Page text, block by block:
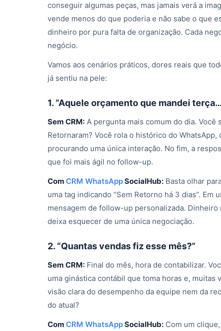
conseguir algumas peças, mas jamais verá a
vende menos do que poderia e não sabe o que
dinheiro por pura falta de organização. Cada
negócio.
Vamos aos cenários práticos, dores reais que
já sentiu na pele:
1. “Aquele orçamento que mandei
Sem CRM: A pergunta mais comum do dia. Você
Retornaram? Você rola o histórico do
procurando uma única interação. No fim, a
que foi mais ágil no follow-up.
Com CRM WhatsAppSocialHub: Basta olhar
uma tag indicando “Sem Retorno há 3 dias”.
mensagem de follow-up personalizada. Dinheiro
deixa esquecer de uma única negociação.
2. “Quantas vendas fiz esse mês?”
Sem CRM: Final do mês, hora de contabilizar.
uma ginástica contábil que toma horas e,
visão clara do desempenho da equipe nem da
do atual?
Com CRM WhatsAppSocialHub: Com um